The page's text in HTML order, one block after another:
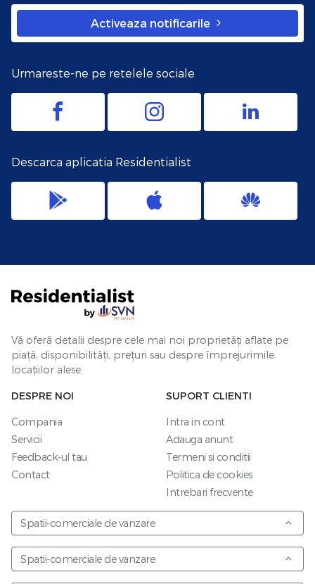
Activeaza notificarile
Urmareste-ne pe retelele sociale
Descarca aplicatia Residentialist
Vă oferă detalii despre cele mai noi proprietăți aflate pe
piață, disponibilități, prețuri sau despre împrejurimile
locațiilor alese.
DESPRE NOI
Compania
Servicii
Feedback-ul tau
Contact
SUPORT CLIENTI
Intra in cont
Adauga anunt
Termeni si conditii
Politica de cookies
Intrebari frecvente
Spatii-comerciale de vanzare
Spatii-comerciale de vanzare